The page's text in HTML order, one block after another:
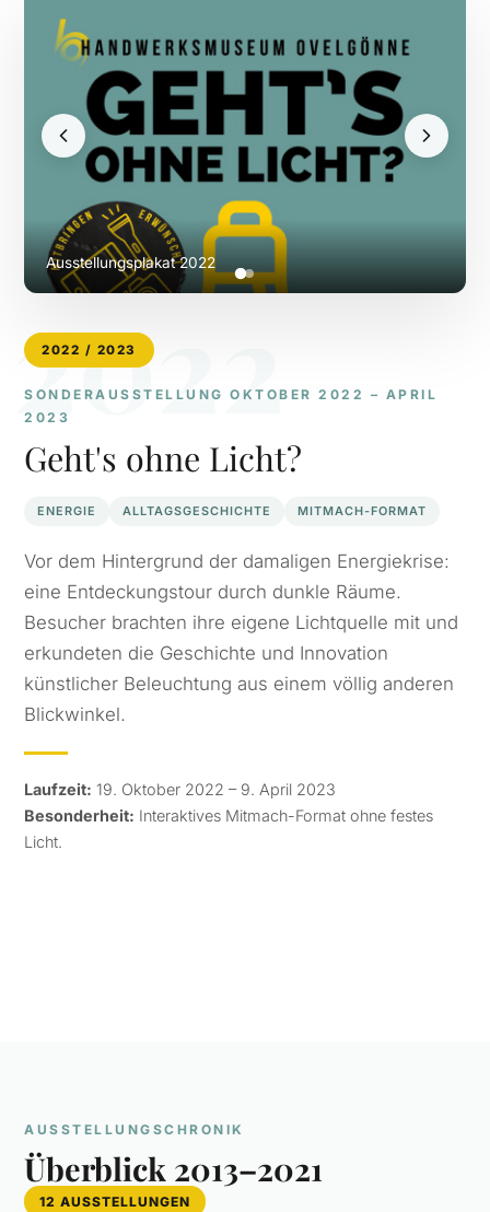
2022
2022 / 2023
SONDERAUSSTELLUNG OKTOBER 2022 – APRIL
2023
Geht's ohne Licht?
ENERGIE ALLTAGSGESCHICHTE MITMACH-FORMAT
Vor dem Hintergrund der damaligen Energiekrise:
eine Entdeckungstour durch dunkle Räume.
Besucher brachten ihre eigene Lichtquelle mit und
erkundeten die Geschichte und Innovation
künstlicher Beleuchtung aus einem völlig anderen
Blickwinkel.
Laufzeit: 19. Oktober 2022 – 9. April 2023
Besonderheit: Interaktives Mitmach-Format ohne festes
Licht.
Ausstellungsplakat 2022
AUSSTELLUNGSCHRONIK
Überblick 2013–2021
12 AUSSTELLUNGEN